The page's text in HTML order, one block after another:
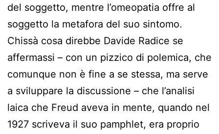
del soggetto, mentre l’omeopatia offre al
soggetto la metafora del suo sintomo.
Chissà cosa direbbe Davide Radice se
affermassi – con un pizzico di polemica, che
comunque non è fine a se stessa, ma serve
a sviluppare la discussione – che l’analisi
laica che Freud aveva in mente, quando nel
1927 scriveva il suo pamphlet, era proprio